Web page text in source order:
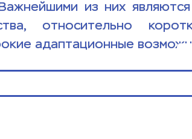
из них
относительно
адаптационные